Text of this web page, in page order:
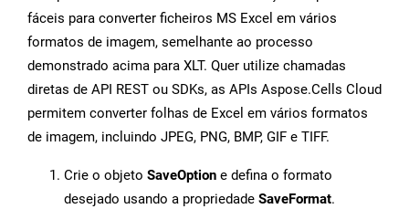
fáceis para converter ficheiros MS Excel em vários
formatos de imagem, semelhante ao processo
demonstrado acima para XLT. Quer utilize chamadas
diretas de API REST ou SDKs, as APIs Aspose.Cells Cloud
permitem converter folhas de Excel em vários formatos
de imagem, incluindo JPEG, PNG, BMP, GIF e TIFF.
Crie o objeto SaveOption e defina o formato
desejado usando a propriedade SaveFormat.